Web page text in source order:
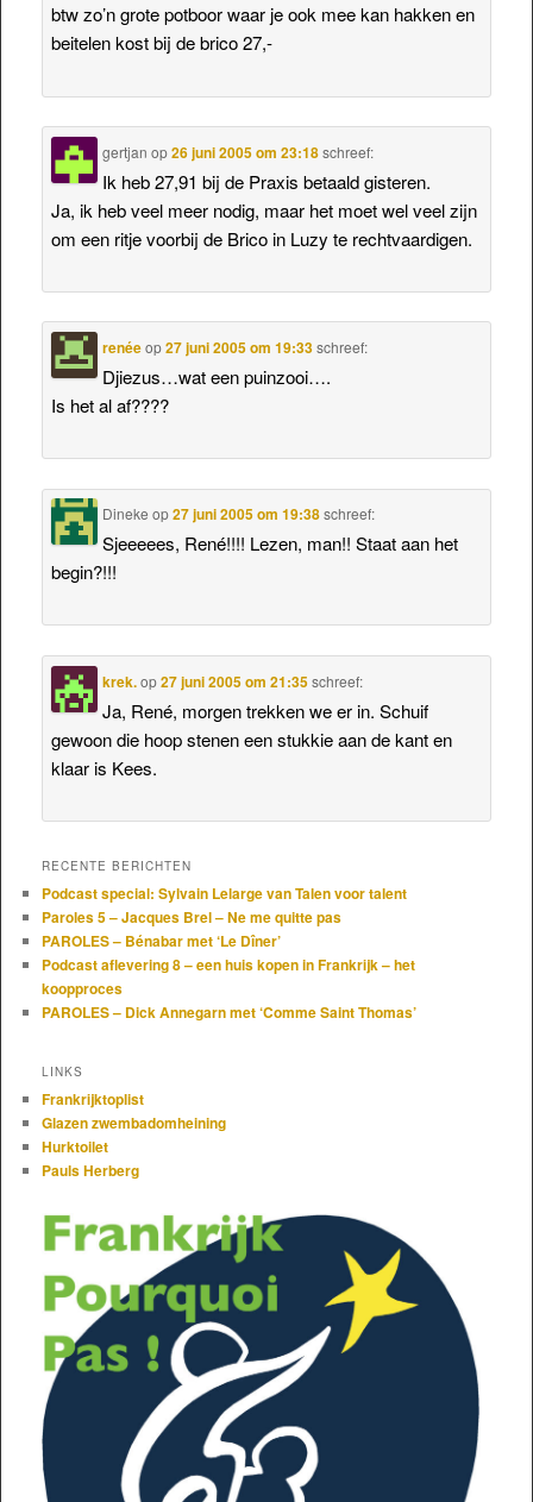
btw zo’n grote potboor waar je ook mee kan hakken en
beitelen kost bij de brico 27,-
gertjan op26 juni 2005 om 23:18 schreef:
Ik heb 27,91 bij de Praxis betaald gisteren.
Ja, ik heb veel meer nodig, maar het moet wel veel zijn
om een ritje voorbij de Brico in Luzy te rechtvaardigen.
renéeop27 juni 2005 om 19:33 schreef:
Djiezus…wat een puinzooi….
Is het al af????
Dineke op27 juni 2005 om 19:38 schreef:
Sjeeeees, René!!!! Lezen, man!! Staat aan het
begin?!!!
krek.op27 juni 2005 om 21:35 schreef:
Ja, René, morgen trekken we er in. Schuif
gewoon die hoop stenen een stukkie aan de kant en
klaar is Kees.
RECENTE BERICHTEN
Podcast special: Sylvain Lelarge van Talen voor talent
Paroles 5 – Jacques Brel – Ne me quitte pas
PAROLES – Bénabar met ‘Le Dîner’
Podcast aflevering 8 – een huis kopen in Frankrijk – het
koopproces
PAROLES – Dick Annegarn met ‘Comme Saint Thomas’
LINKS
Frankrijktoplist
Glazen zwembadomheining
Hurktoilet
Pauls Herberg